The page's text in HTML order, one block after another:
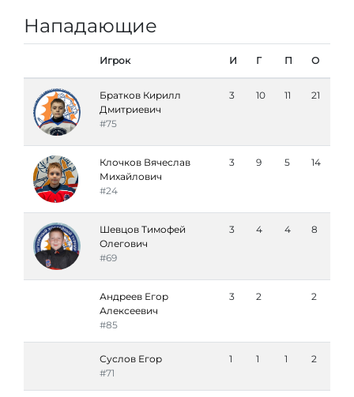
Нападающие
Игрок И Г П О
Братков Кирилл
Дмитриевич
#75
3 10 11 21
Клочков Вячеслав
Михайлович
#24
3 9 5 14
Шевцов Тимофей
Олегович
#69
3 4 4 8
Андреев Егор
Алексеевич
#85
3 2 2
Суслов Егор
#71
1 1 1 2